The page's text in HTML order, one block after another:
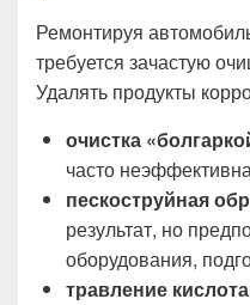
Ремонтируя
требуется зачастую
Удалять продукты
очистка
часто
пескоструйная
результат, но
оборудования,
травление